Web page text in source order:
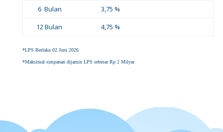
6 Bulan
3,75 %
12 Bulan
4,75 %
*LPS Berlaku 02 Juni 2026
*Maksimal simpanan dijamin LPS sebesar Rp 2 Milyar